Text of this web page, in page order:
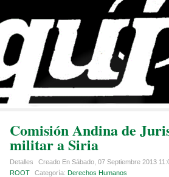
Comisión Andina de
militar a Siria
Detalles
Creado En Sábado, 07 Septiembre 2013
ROOT
Categoría: Derechos Humanos